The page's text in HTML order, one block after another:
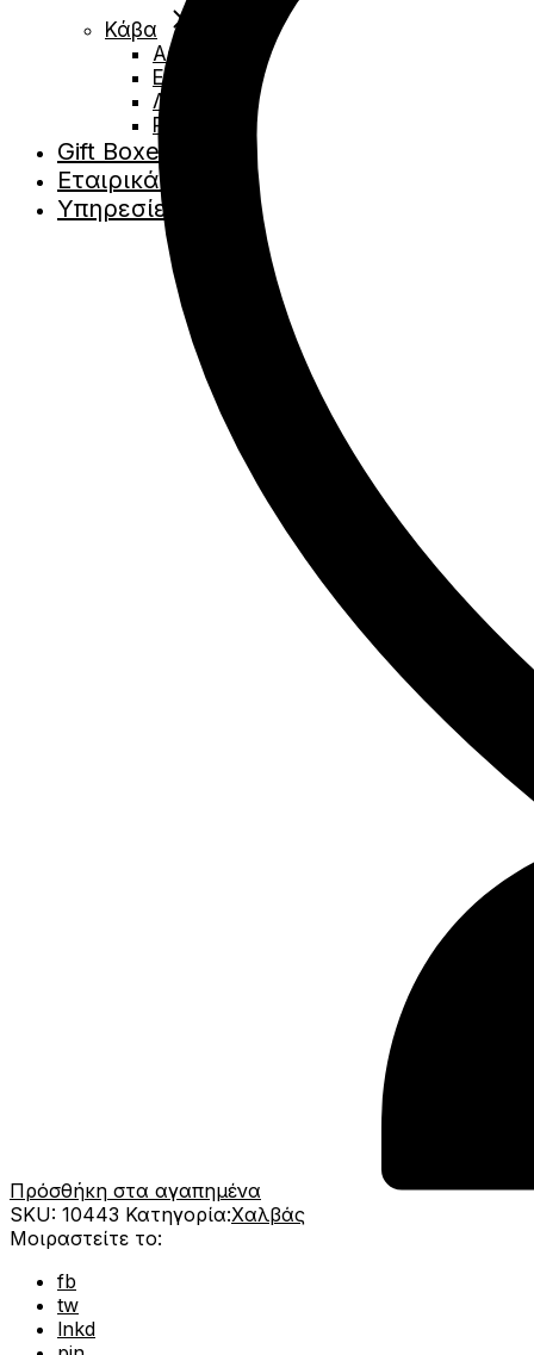
Κάβα
Αφρώδες
Ερυθρά
Λευκά
Ροζέ
Gift Boxes
Εταιρικά Δώρα
Υπηρεσίες
Πρόσθήκη στα αγαπημένα
SKU: 10443 Κατηγορία:Χαλβάς
Μοιραστείτε το:
fb
tw
lnkd